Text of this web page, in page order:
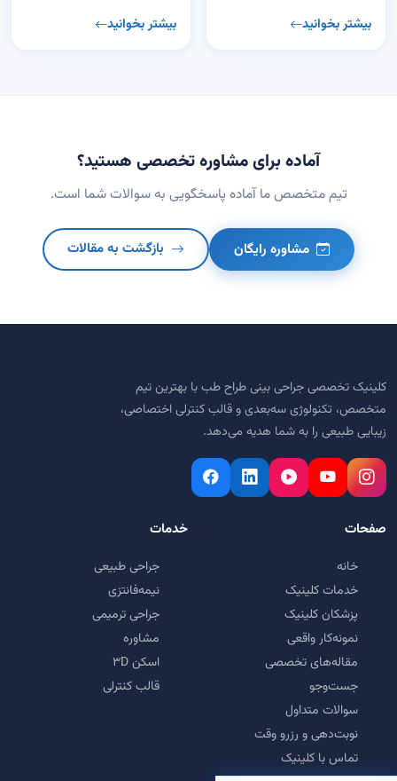
بیشتر بخوانید بیشتر بخوانید
آماده برای مشاوره تخصصی هستید؟
تیم متخصص ما آماده پاسخگویی به سوالات شما است.
مشاوره رایگان بازگشت به مقالات
کلینیک تخصصی جراحی بینی طراح طب با بهترین تیم
متخصص، تکنولوژی سه‌بعدی و قالب کنترلی اختصاصی،
زیبایی طبیعی را به شما هدیه می‌دهد.
صفحات
خانه
خدمات کلینیک
پزشکان کلینیک
نمونه‌کار واقعی
مقاله‌های تخصصی
جست‌وجو
سوالات متداول
نوبت‌دهی و رزرو وقت
تماس با کلینیک
خدمات
جراحی طبیعی
نیمه‌فانتزی
جراحی ترمیمی
مشاوره
اسکن ۳D
قالب کنترلی